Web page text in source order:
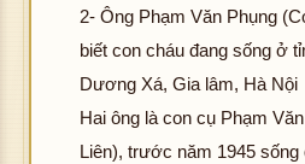
2- Ông Phạm Văn Phụng
biết con cháu đang sống ở
Dương Xá, Gia lâm, Hà Nội
Hai ông là con cụ Phạm
Liên), trước năm 1945